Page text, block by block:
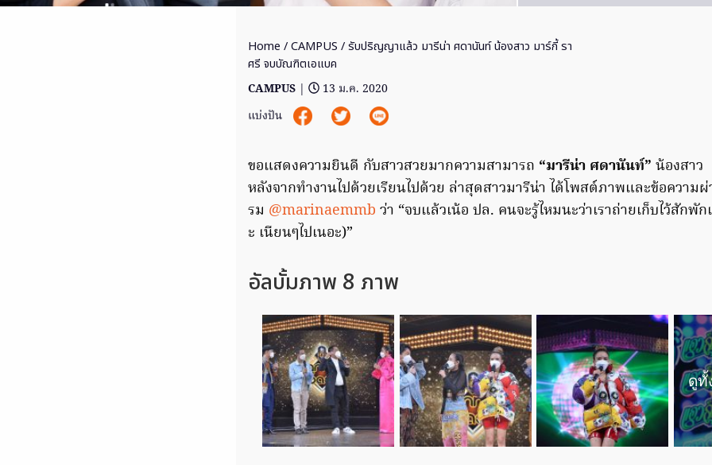
Home /CAMPUS / รับปริญญาแล้ว มารีน่า ศดานันท์ น้องสาว มาร์กี้ รา
ศรี จบบัณฑิตเอแบค
CAMPUS |
13 ม.ค. 2020
แบ่งปัน
ขอแสดงความยินดี กับสาวสวยมากความสามารถ “มารีน่า ศดานันท์” น้องสาว
หลังจากทำงานไปด้วยเรียนไปด้วย ล่าสุดสาวมารีน่า ได้โพสต์ภาพและข้อความ
รม @marinaemmb ว่า “จบแล้วเน้อ ปล. คนจะรู้ไหมนะว่าเราถ่ายเก็บไว้สักพั
ะ เนียนๆไปเนอะ)”
อัลบั้มภาพ 8 ภาพ
ดูทั้